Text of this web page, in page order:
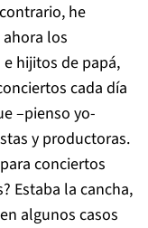
he
los
hijitos de papá,
cada día
–pienso yo-
y productoras.
conciertos
Estaba la cancha,
algunos casos